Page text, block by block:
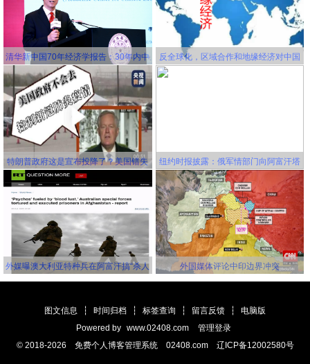
清华新中国70年经济学报告：30年内中
国将成为世界第一大经济体
反全球化，区域合作和地缘经济对中国
特朗普政府这是宣布投降了？美国错失
延缓新冠病毒传播的机会，并且还要一
错再错！
纽约时报披露：俄军情部门向阿富汗塔
利班关联组织秘密提供赏金，鼓励他们
击杀美军
外媒曝澳大利亚特种兵在阿富汗搞“杀人
外国媒体评论中印边界冲突
图文信息 ┆ 时间归档 ┆ 标签查询 ┆ 留言反馈 ┆
电脑版
Powered by www.02408.com
管理登录
© 2018-2026 免费个人博客管理系统 02408.com 辽ICP备12002580号